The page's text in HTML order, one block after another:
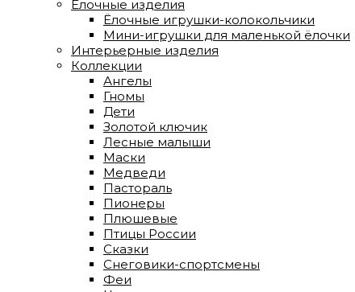
Ёлочные изделия
Ёлочные игрушки-колокольчики
Мини-игрушки для маленькой ёлочки
Интерьерные изделия
Коллекции
Ангелы
Гномы
Дети
Золотой ключик
Лесные малыши
Маски
Медведи
Пастораль
Пионеры
Плюшевые
Птицы России
Сказки
Снеговики-спортсмены
Феи